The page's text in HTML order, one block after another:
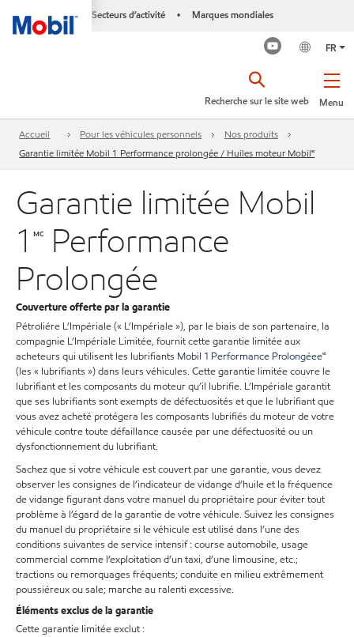
Secteurs d’activité • Marques mondiales
FR
Menu
Recherche sur le site web
Accueil Pour les véhicules personnels
Nos produits
Garantie limitée Mobil 1 Performance prolongée / Huiles moteur Mobil🅪
Garantie limitée Mobil
1🅪 Performance
Prolongée
Couverture offerte par la garantie
Pétroliére L’Impériale (« L’Impériale »), par le biais de son partenaire, la
compagnie L’Impériale Limitée, fournit cette garantie limitée aux
acheteurs qui utilisent les lubrifiants Mobil 1 Performance Prolongéee🅪
(les « lubrifiants ») dans leurs véhicules. Cette garantie limitée couvre le
lubrifiant et les composants du moteur qu’il lubrifie. L’Impériale garantit
que ses lubrifiants sont exempts de défectuosités et que le lubrifiant que
vous avez acheté protégera les composants lubrifiés du moteur de votre
véhicule contre toute défaillance causée par une défectuosité ou un
dysfonctionnement du lubrifiant.
Sachez que si votre véhicule est couvert par une garantie, vous devez
observer les consignes de l’indicateur de vidange d’huile et la fréquence
de vidange figurant dans votre manuel du propriétaire pour éviter tout
problème à l’égard de la garantie de votre véhicule. Suivez les consignes
du manuel du propriétaire si le véhicule est utilisé dans l’une des
conditions suivantes de service intensif : course automobile, usage
commercial comme l’exploitation d’un taxi, d’une limousine, etc.;
tractions ou remorquages fréquents; conduite en milieu extrêmement
poussiéreux ou sale; marche au ralenti excessive.
Éléments exclus de la garantie
Cette garantie limitée exclut :